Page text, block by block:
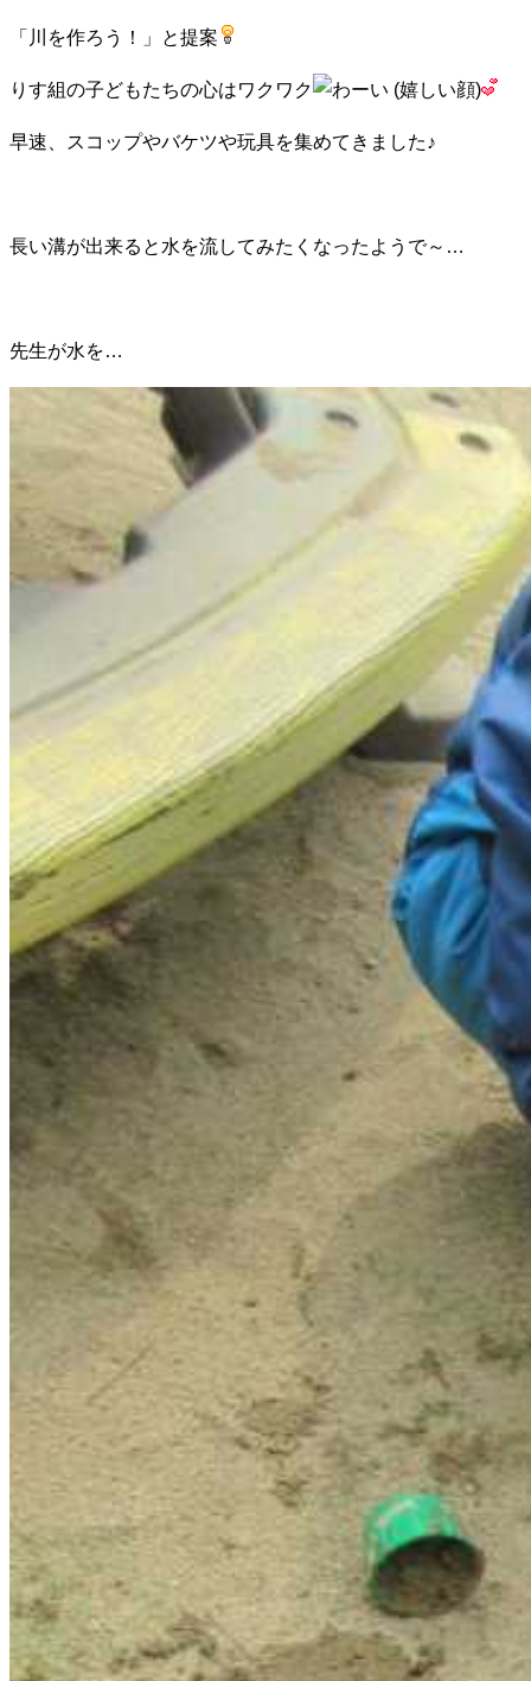
「川を作ろう！」と提案
りす組の子どもたちの心はワクワク
早速、スコップやバケツや玩具を集めてきました♪
長い溝が出来ると水を流してみたくなったようで～…
先生が水を…